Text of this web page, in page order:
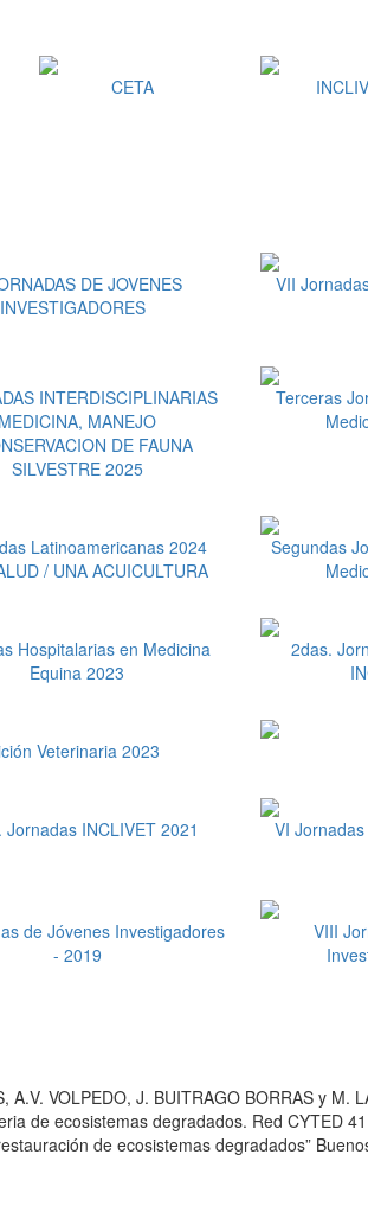
CETA
DE JOVENES
INVESTIGADORES
VII
INTERDISCIPLINARIAS
MEDICINA, MANEJO
DE FAUNA
SILVESTRE 2025
Terceras
Latinoamericanas 2024
/ UNA ACUICULTURA
Segundas
Hospitalarias en Medicina
Equina 2023
2das.
Veterinaria 2023
Jornadas INCLIVET 2021
VI
de Jóvenes Investigadores
- 2019
VIII
A.V. VOLPEDO, J. BUITRAGO BORRAS y
de ecosistemas degradados. Red CYTED
de ecosistemas degradados”